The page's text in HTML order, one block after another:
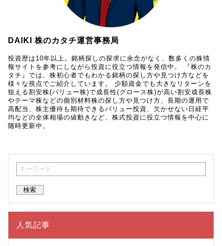
DAIKI 株のカタチ運営事務局
投資歴は10年以上。銘柄探しの探求に余念がなく、数多くの株情
報サイトを参考にしながら投資に役立つ情報を発信中。 『株のカ
タチ』では、株初心者でもわかる銘柄の探し方や見つけ方などを
様々な視点でご紹介しています。 少額資金でも大きなリターンを
狙える割安株(バリュー株)で成長性(グロース株)が高い割安成長株
やテーマ株などの個別材料株の探し方や見つけ方、長期の運用で
高配当、株主優待も期待できるバリュー投資、欠かせない日経平
均などの全体相場の値動きなど、株式投資に役立つ情報を中心に
随時更新中。
人気記事